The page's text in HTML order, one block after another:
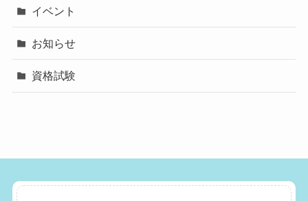
イベント
お知らせ
資格試験